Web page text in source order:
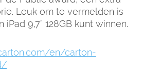
Leuk om te vermelden is
9,7” 128GB kunt winnen.
en/carton-